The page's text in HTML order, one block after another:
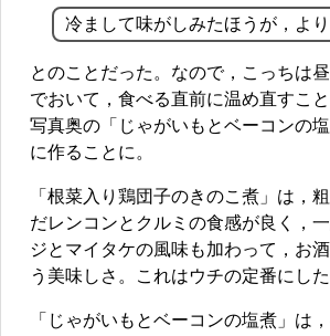
冷まして味がしみたほうが，よ
とのことだった。なので，こっちは
でおいて，食べる直前に温め直すこと
写真奥の「じゃがいもとベーコンの
に作ることに。
「根菜入り鶏団子のきのこ煮」は，
だレンコンとクルミの食感が良く，
ジとマイタケの風味も加わって，お
う美味しさ。これはウチの定番にした
「じゃがいもとベーコンの塩煮」は